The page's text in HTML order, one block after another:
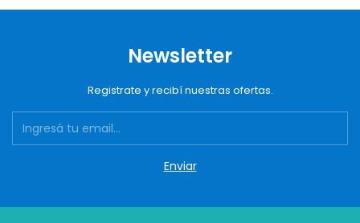
Newsletter
Registrate y recibí nuestras ofertas.